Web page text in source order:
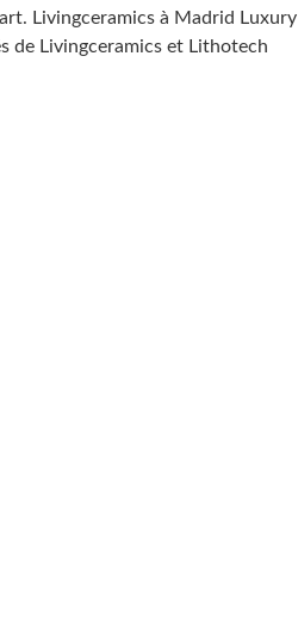
Livingceramics à Madrid
de Livingceramics et Lithotech